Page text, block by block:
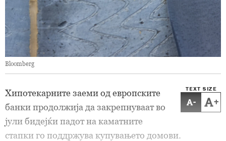
Bloomberg
TEXT SIZE
- +
Хипотекарните заеми од европските
банки продолжија да закрепнуваат во
јули бидејќи падот на каматните
стапки го поддржува купувањето домови.